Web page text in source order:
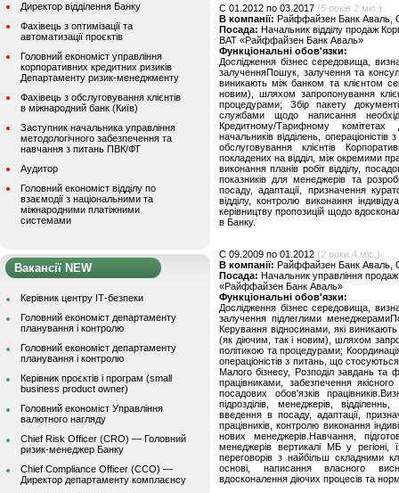
Директор відділення Банку
Фахівець з оптимізації та
автоматизації проєктів
Головний економіст управління
корпоративних кредитних ризиків
Департаменту ризик-менеджменту
Фахівець з обслуговування клієнтів
в міжнародний банк (Київ)
Заступник начальника управління
методологічного забезпечення та
навчання з питань ПВК/ФТ
Аудитор
Головний економіст відділу по
взаємодії з національними та
міжнародними платіжними
системами
Вакансії NEW
Керівник центру ІТ-безпеки
Головний економіст департаменту
планування і контролю
Головний економіст департаменту
планування і контролю
Керівник проєктів і програм (small
business product owner)
Головний економіст Управління
валютного нагляду
Chief Risk Officer (CRO) — Головний
ризик-менеджер Банку
Chief Compliance Officer (CCO) —
Директор департаменту комплаєнсу
C 01.2012 по 03.2017 (5 років 2 міс.)
В компанії: Райффайзен Банк Аваль,
Посада: Начальник відділу продаж
ВАТ «Райффайзен Банк Аваль»
Функціональні обов'язки:
Дослідження бізнес середовища,
залученняПошук, залучення та
виникають між банком та клієнтом
новим), шляхом запропонування
процедурами; Збір пакету
службами щодо написання
Кредитному/Тарифному комітетах
начальників відділень,
обслуговування клієнтів
покладених на відділ, між окремими
виконання планів робіт відділу,
показників для менеджерів та
посаду, адаптації, призначення
відділу, контролю виконання
керівництву пропозицій щодо
в Банку.
C 09.2009 по 01.2012 (2 роки 4 міс.)
В компанії: Райффайзен Банк Аваль,
Посада: Начальник управління
«Райффайзен Банк Аваль»
Функціональні обов'язки:
Дослідження бізнес середовища,
залучення підлеглими
Керування відносинами, які
(як діючим, так і новим), шляхом
політикою та процедурами;
операціоністів з питань, що
Малого бізнесу, Розподіл завдань та
працівниками, забезпечення
посадових обов'язків
підрозділів, менеджерів,
введення в посаду, адаптації,
працівників, контролю виконання
нових менеджерів.Навчання,
менеджерів вертикалі МБ у регіоні,
переговорів з найбільш складними
основі, написання власного
вдосконалення діючих процесів та